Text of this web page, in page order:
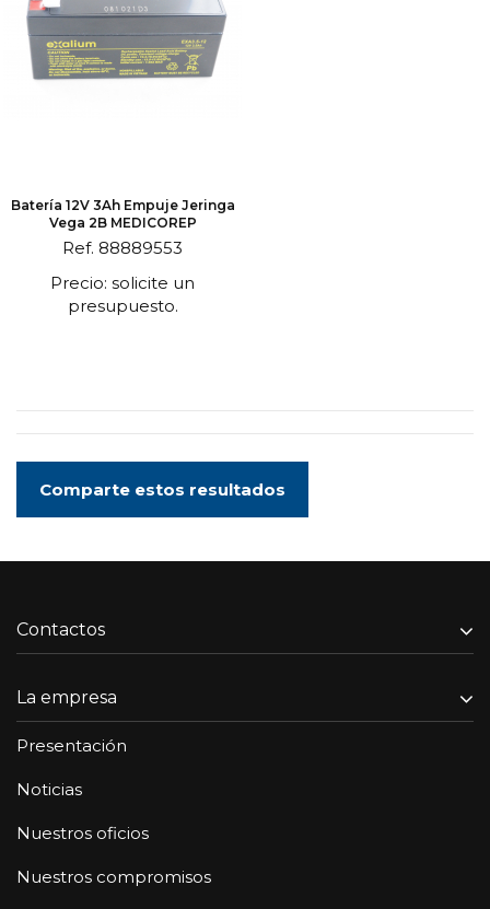
Batería 12V 3Ah Empuje Jeringa
Vega 2B MEDICOREP
Ref. 88889553
Precio: solicite un
presupuesto.
Comparte estos resultados
Contactos
La empresa
Presentación
Noticias
Nuestros oficios
Nuestros compromisos